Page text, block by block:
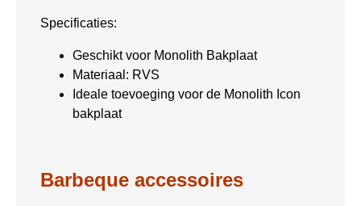
Specificaties:
Geschikt voor Monolith Bakplaat
Materiaal: RVS
Ideale toevoeging voor de Monolith Icon
bakplaat
Barbeque accessoires